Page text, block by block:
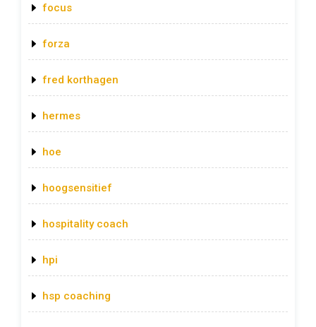
focus
forza
fred korthagen
hermes
hoe
hoogsensitief
hospitality coach
hpi
hsp coaching